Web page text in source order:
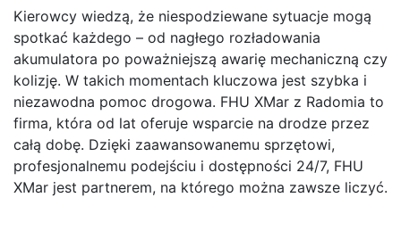
Kierowcy wiedzą, że niespodziewane sytuacje mogą
spotkać każdego – od nagłego rozładowania
akumulatora po poważniejszą awarię mechaniczną czy
kolizję. W takich momentach kluczowa jest szybka i
niezawodna pomoc drogowa. FHU XMar z Radomia to
firma, która od lat oferuje wsparcie na drodze przez
całą dobę. Dzięki zaawansowanemu sprzętowi,
profesjonalnemu podejściu i dostępności 24/7, FHU
XMar jest partnerem, na którego można zawsze liczyć.